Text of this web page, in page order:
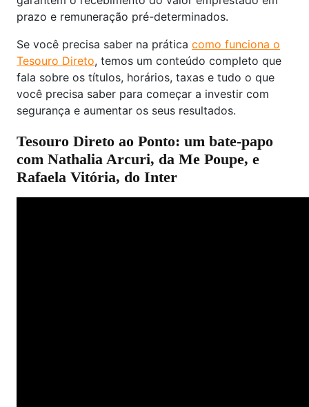
prazo e remuneração pré-determinados.
Se você precisa saber na prática como funciona o
Tesouro Direto, temos um conteúdo completo que
fala sobre os títulos, horários, taxas e tudo o que
você precisa saber para começar a investir com
segurança e aumentar os seus resultados.
Tesouro Direto ao Ponto: um bate-papo
com Nathalia Arcuri, da Me Poupe, e
Rafaela Vitória, do Inter